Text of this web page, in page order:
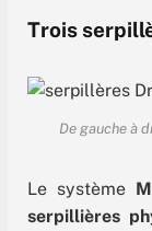
Trois
De gauche à
Le système
serpillières